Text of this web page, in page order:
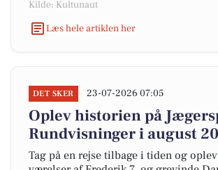
Kilde: Kultunaut
Læs hele artiklen her
DET SKER 23-07-2026 07:05
Oplev historien på
Rundvisninger i august
Tag på en rejse tilbage i tiden og